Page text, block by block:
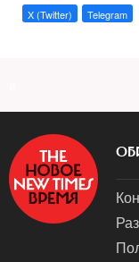
X (Twitter) Telegram